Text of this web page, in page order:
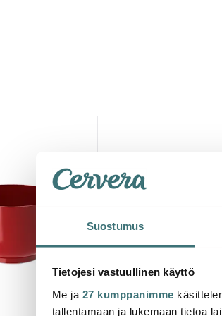
Suostumus
Tietojesi vastuullinen käyttö
Me ja 27 kumppanimme
tallentamaan ja lukemaan tietoa
Rosti